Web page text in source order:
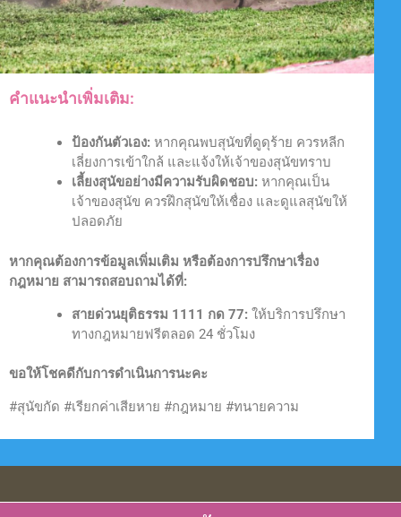
คำแนะนำเพิ่มเติม:
ป้องกันตัวเอง: หากคุณพบสุนัขที่ดูดุร้าย ควรหลีก
เลี่ยงการเข้าใกล้ และแจ้งให้เจ้าของสุนัขทราบ
เลี้ยงสุนัขอย่างมีความรับผิดชอบ: หากคุณเป็น
เจ้าของสุนัข ควรฝึกสุนัขให้เชื่อง และดูแลสุนัขให้
ปลอดภัย
หากคุณต้องการข้อมูลเพิ่มเติม หรือต้องการปรึกษาเรื่อง
กฎหมาย สามารถสอบถามได้ที่:
สายด่วนยุติธรรม 1111 กด 77: ให้บริการปรึกษา
ทางกฎหมายฟรีตลอด 24 ชั่วโมง
ขอให้โชคดีกับการดำเนินการนะคะ
#สุนัขกัด #เรียกค่าเสียหาย #กฎหมาย #ทนายความ